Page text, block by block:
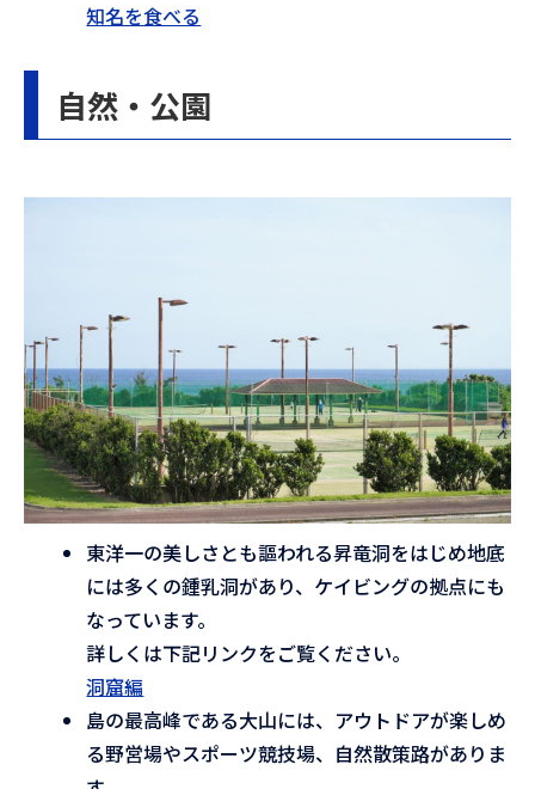
知名を食べる
自然・公園
東洋一の美しさとも謳われる昇竜洞をはじめ地底
には多くの鍾乳洞があり、ケイビングの拠点にも
なっています。
詳しくは下記リンクをご覧ください。
洞窟編
島の最高峰である大山には、アウトドアが楽しめ
る野営場やスポーツ競技場、自然散策路がありま